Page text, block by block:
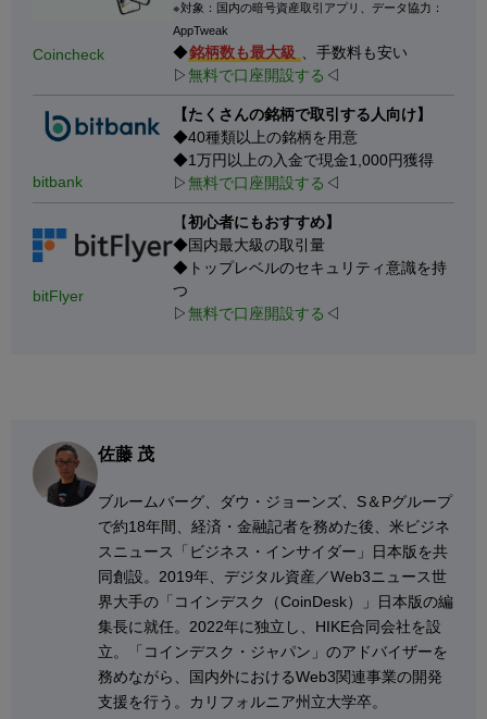
Coincheck
※対象：国内の暗号資産取引アプリ、データ協力：
AppTweak
◆銘柄数も最大級 、手数料も安い
▷無料で口座開設する ◁
bitbank
【たくさんの銘柄で取引する人向け】
◆40種類以上の銘柄を用意
◆1万円以上の入金で現金1,000円獲得
▷無料で口座開設する ◁
bitFlyer
【初心者にもおすすめ】
◆国内最大級の取引量
◆トップレベルのセキュリティ意識を持
つ
▷無料で口座開設する ◁
佐藤 茂
ブルームバーグ、ダウ・ジョーンズ、S＆Pグループ
で約18年間、経済・金融記者を務めた後、米ビジネ
スニュース「ビジネス・インサイダー」日本版を共
同創設。2019年、デジタル資産／Web3ニュース世
界大手の「コインデスク（CoinDesk）」日本版の編
集長に就任。2022年に独立し、HIKE合同会社を設
立。「コインデスク・ジャパン」のアドバイザーを
務めながら、国内外におけるWeb3関連事業の開発
支援を行う。カリフォルニア州立大学卒。